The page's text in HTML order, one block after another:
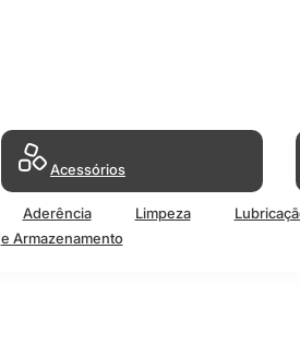
Acessórios
Aderência Limpeza
e Armazenamento